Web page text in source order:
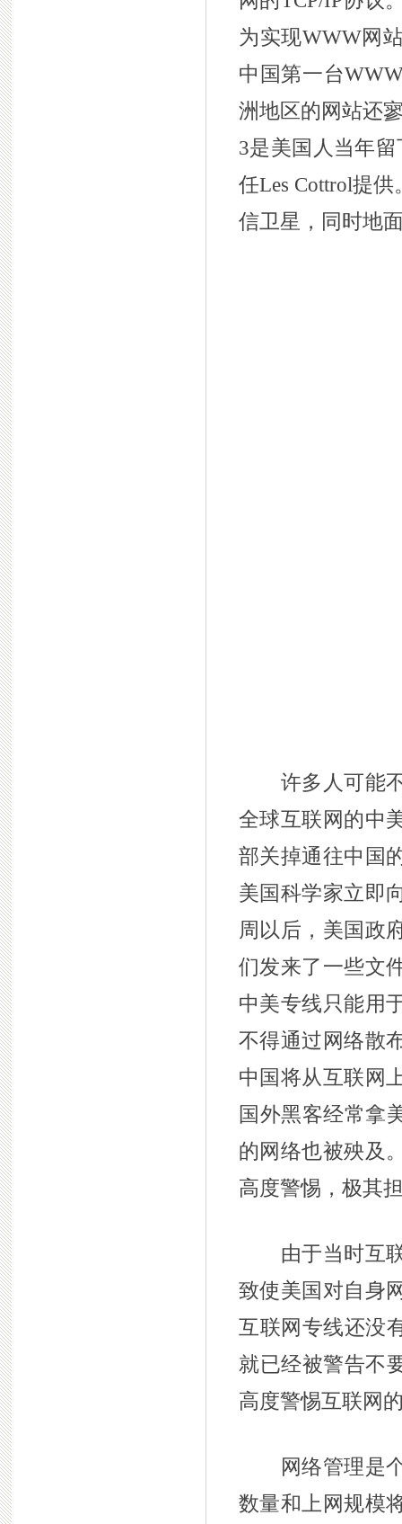
为实现WWW网
中国第一台
洲地区的网站还
3是美国人当年
任Les Cottrol提
信卫星，同时地
许多人可能不
全球互联网的中
部关掉通往中国
美国科学家立即
周以后，美国政
们发来了一些文
中美专线只能用
不得通过网络散
中国将从互联网
国外黑客经常拿
的网络也被殃及
高度警惕，极其
由于当时互联
致使美国对自身
互联网专线还没
就已经被警告不
高度警惕互联网
网络管理是个
数量和上网规模